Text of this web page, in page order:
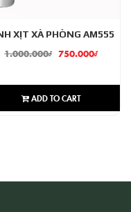
XỊT XÀ PHÒNG AM555
1.000.000₫ 750.000₫
ADD TO CART